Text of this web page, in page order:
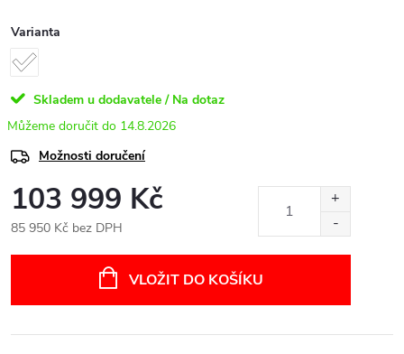
Varianta
Skladem u dodavatele / Na dotaz
14.8.2026
Možnosti doručení
103 999 Kč
85 950 Kč bez DPH
VLOŽIT DO KOŠÍKU